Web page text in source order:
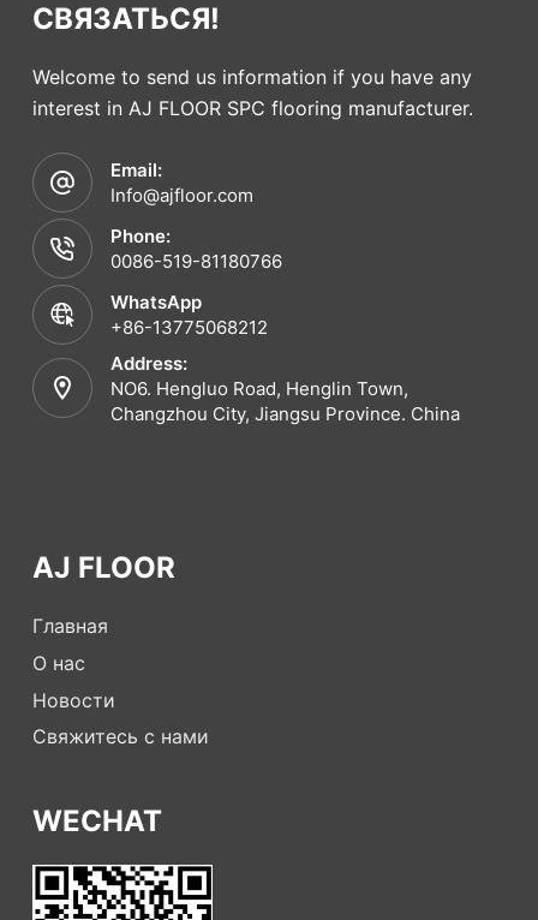
СВЯЗАТЬСЯ!
Welcome to send us information if you have any
interest in AJ FLOOR SPC flooring manufacturer.
Email:
Info@ajfloor.com
Phone:
0086-519-81180766
WhatsApp
+86-13775068212
Address:
NO6. Hengluo Road, Henglin Town,
Changzhou City, Jiangsu Province. China
AJ FLOOR
Главная
О нас
Новости
Свяжитесь с нами
WECHAT